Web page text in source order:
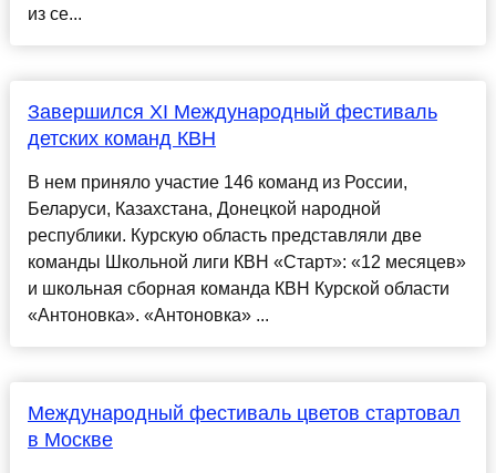
из се...
Завершился XI Международный фестиваль
детских команд КВН
В нем приняло участие 146 команд из России,
Беларуси, Казахстана, Донецкой народной
республики. Курскую область представляли две
команды Школьной лиги КВН «Старт»: «12 месяцев»
и школьная сборная команда КВН Курской области
«Антоновка». «Антоновка» ...
Международный фестиваль цветов стартовал
в Москве